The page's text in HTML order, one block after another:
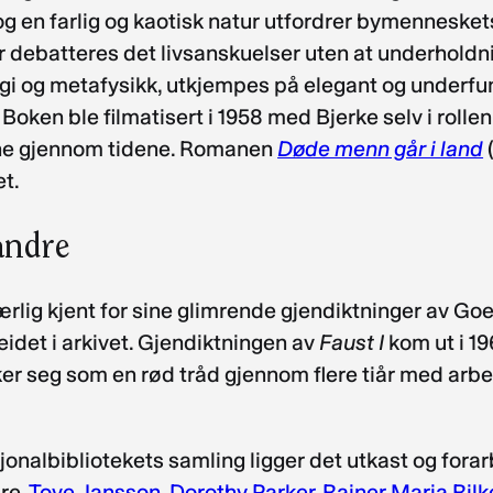
en farlig og kaotisk natur utfordrer
det livsanskuelser uten at
og metafysikk, utkjempes på elegant og
Boken ble filmatisert i 1958 med Bjerke selv i
gjennom tidene. RomanenDøde menn går i land
kjent for sine glimrende gjendiktninger av
i arkivet. Gjendiktningen av Faust I kom ut i
seg som en rød tråd gjennom flere tiår med
samling ligger det utkast og